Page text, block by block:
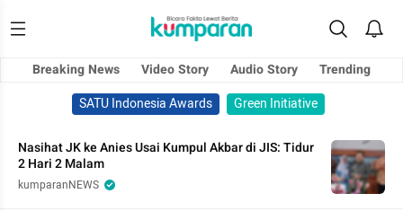
Breaking News Video Story Audio Story
Trending
SATU Indonesia Awards
Green Initiative
Nasihat JK ke Anies Usai Kumpul Akbar di JIS: Tidur
2 Hari 2 Malam
kumparanNEWS